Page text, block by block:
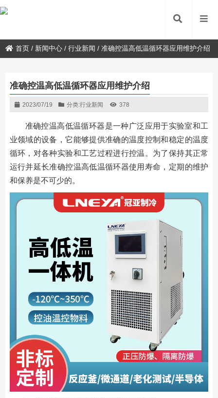
首页 / 新闻中心 /行业新闻 /准确控温高低温循环器应用维护介绍
准确控温高低温循环器应用维护介绍
2023/07/19 分类:行业新闻 378
准确控温高低温循环器是一种广泛应用于实验室和工
业领域的设备，它能够提供准确的温度控制和稳定的温度
循环，对各种实验和工艺过程进行控温。为了保持其正常
运行并延长准确控温高低温循环器使用寿命，定期的维护
和保养是不可少的。